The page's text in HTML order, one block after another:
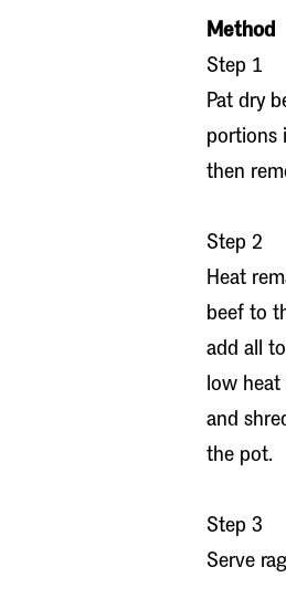
Method
Step 1
Pat dry
portions
then
Step 2
Heat
beef to
add all
low heat
and
the pot.
Step 3
Serve